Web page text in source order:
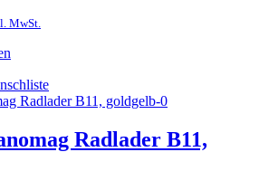
MwSt.
Radlader B11,